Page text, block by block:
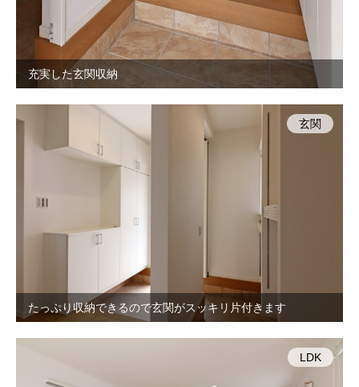
充実した玄関収納
たっぷり収納できるので玄関がスッキリ片付きます
玄関
LDK